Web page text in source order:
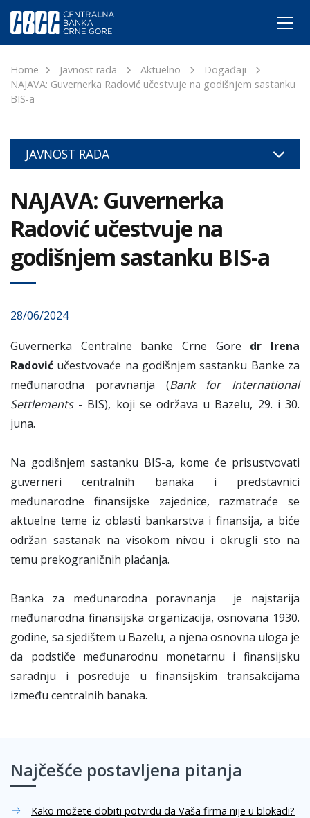
Home Javnost rada Aktuelno
Događaji
NAJAVA: Guvernerka Radović učestvuje na godišnjem sastanku
BIS-a
JAVNOST RADA
NAJAVA: Guvernerka
Radović učestvuje na
godišnjem sastanku BIS-a
28/06/2024
Guvernerka Centralne banke Crne Gore dr Irena
Radović učestvovaće na godišnjem sastanku Banke za
međunarodna poravnanja (Bank for International
Settlements- BIS), koji se održava u Bazelu, 29. i 30.
juna.
Na godišnjem sastanku BIS-a, kome će prisustvovati
guverneri centralnih banaka i predstavnici
međunarodne finansijske zajednice, razmatraće se
aktuelne teme iz oblasti bankarstva i finansija, a biće
održan sastanak na visokom nivou i okrugli sto na
temu prekograničnih plaćanja.
Banka za međunarodna poravnanja je najstarija
međunarodna finansijska organizacija, osnovana 1930.
godine, sa sjedištem u Bazelu, a njena osnovna uloga je
da podstiče međunarodnu monetarnu i finansijsku
saradnju i posreduje u finansijskim transakcijama
između centralnih banaka.
Najčešće postavljena pitanja
Kako možete dobiti potvrdu da Vaša firma nije u blokadi?